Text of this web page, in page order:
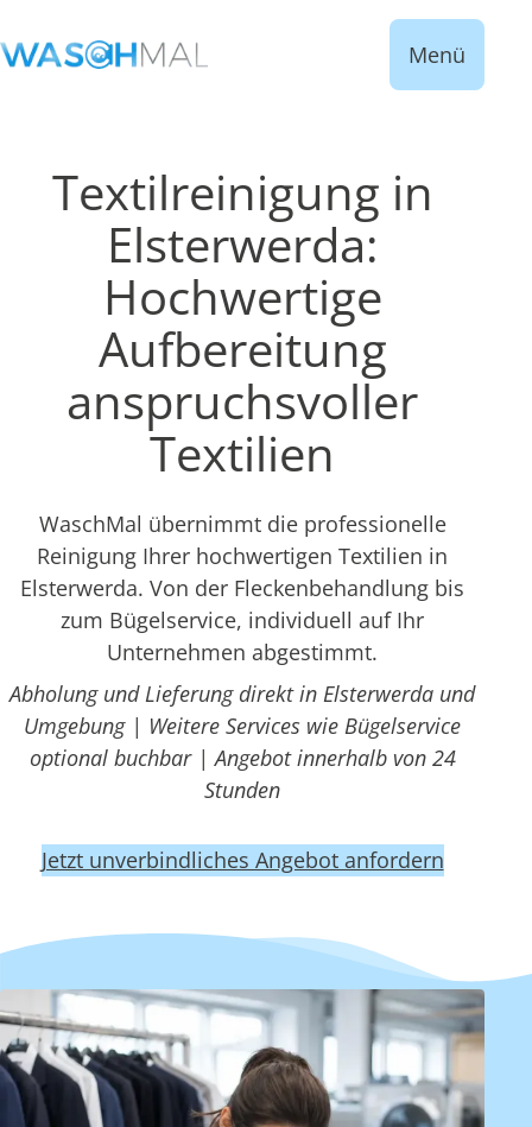
Menü
Textilreinigung in
Elsterwerda:
Hochwertige
Aufbereitung
anspruchsvoller
Textilien
WaschMal übernimmt die professionelle
Reinigung Ihrer hochwertigen Textilien in
Elsterwerda. Von der Fleckenbehandlung bis
zum Bügelservice, individuell auf Ihr
Unternehmen abgestimmt.
Abholung und Lieferung direkt in Elsterwerda und
Umgebung | Weitere Services wie Bügelservice
optional buchbar | Angebot innerhalb von 24
Stunden
Jetzt unverbindliches Angebot anfordern